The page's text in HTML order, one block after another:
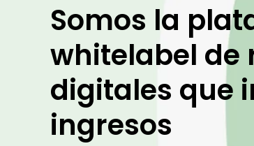
Somos la
whitelabel de
digitales que
ingresos